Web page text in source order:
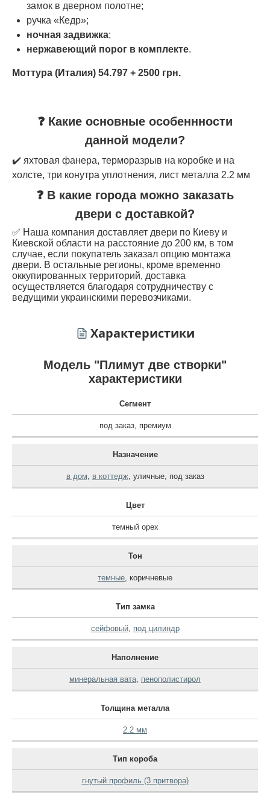
замок в дверном полотне;
ручка «Кедр»;
ночная задвижка;
нержавеющий порог в комплекте.
Моттура (Италия) 54.797 + 2500 грн.
❓ Какие основные особеннности
данной модели?
✔️ яхтовая фанера, терморазрыв на коробке и на
холсте, три конутра уплотнения, лист металла 2.2 мм
❓ В какие города можно заказать
двери с доставкой?
✅ Наша компания доставляет двери по Киеву и
Киевской области на расстояние до 200 км, в том
случае, если покупатель заказал опцию монтажа
двери. В остальные регионы, кроме временно
оккупированных территорий, доставка
осуществляется благодаря сотрудничеству с
ведущими украинскими перевозчиками.
Характеристики
Модель "Плимут две створки"
характеристики
Сегмент
под заказ, премиум
Назначение
в дом, в коттедж, уличные, под заказ
Цвет
темный орех
Тон
темные, коричневые
Тип замка
сейфовый, под цилиндр
Наполнение
минеральная вата, пенополистирол
Толщина металла
2.2 мм
Тип короба
гнутый профиль (3 притвора)